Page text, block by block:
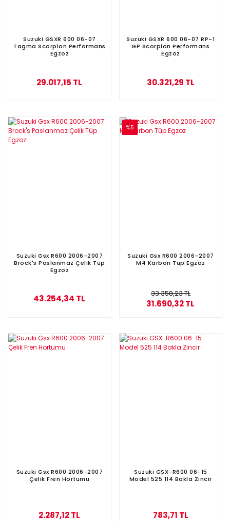
Suzuki GSXR 600 06-07
Tagma Scorpion Performans
Egzoz
29.017,15 TL
Suzuki GSXR 600 06-07 RP-1
GP Scorpion Performans
Egzoz
30.321,29 TL
Suzuki Gsx R600 2006-2007
Brock's Paslanmaz Çelik Tüp
Egzoz
43.254,34 TL
%5
Suzuki Gsx R600 2006-2007
M4 Karbon Tüp Egzoz
33.358,23 TL
31.690,32 TL
Suzuki Gsx R600 2006-2007
Çelik Fren Hortumu
2.287,12 TL
Suzuki GSX-R600 06-15
Model 525 114 Bakla Zincir
783,71 TL